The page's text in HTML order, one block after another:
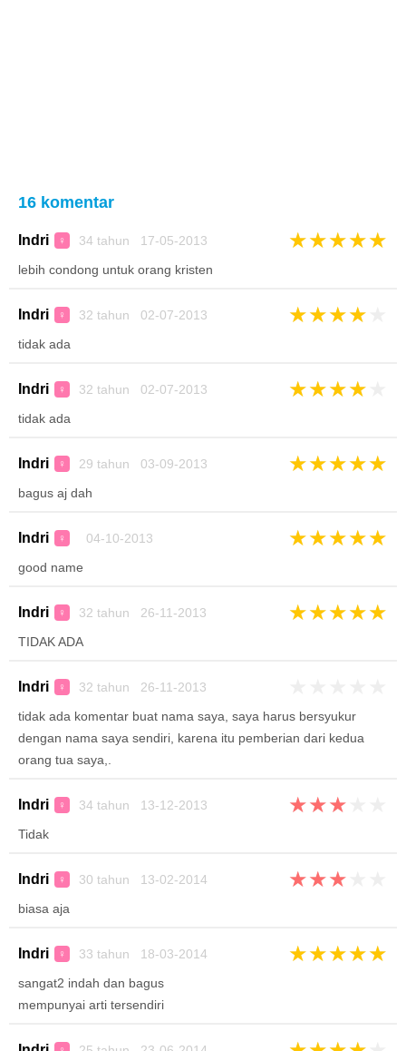
16 komentar
Indri ♀ 34 tahun 17-05-2013 ★★★★★
lebih condong untuk orang kristen
Indri ♀ 32 tahun 02-07-2013 ★★★★
tidak ada
Indri ♀ 32 tahun 02-07-2013 ★★★★
tidak ada
Indri ♀ 29 tahun 03-09-2013 ★★★★★
bagus aj dah
Indri ♀ 04-10-2013 ★★★★★
good name
Indri ♀ 32 tahun 26-11-2013 ★★★★★
TIDAK ADA
Indri ♀ 32 tahun 26-11-2013
tidak ada komentar buat nama saya, saya harus bersyukur
dengan nama saya sendiri, karena itu pemberian dari kedua
orang tua saya,.
Indri ♀ 34 tahun 13-12-2013 ★★★
Tidak
Indri ♀ 30 tahun 13-02-2014 ★★★
biasa aja
Indri ♀ 33 tahun 18-03-2014 ★★★★★
sangat2 indah dan bagus
mempunyai arti tersendiri